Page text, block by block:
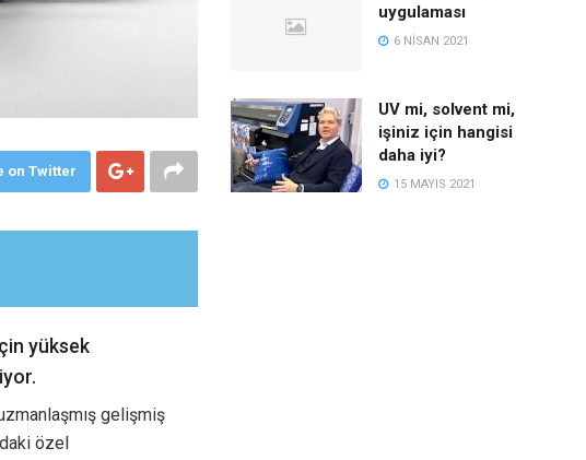
on Twitter
yüksek
gelişmiş
özel
uygulaması
6 NISAN 2021
UV mi, solvent mi,
işiniz için hangisi
daha iyi?
15 MAYIS 2021